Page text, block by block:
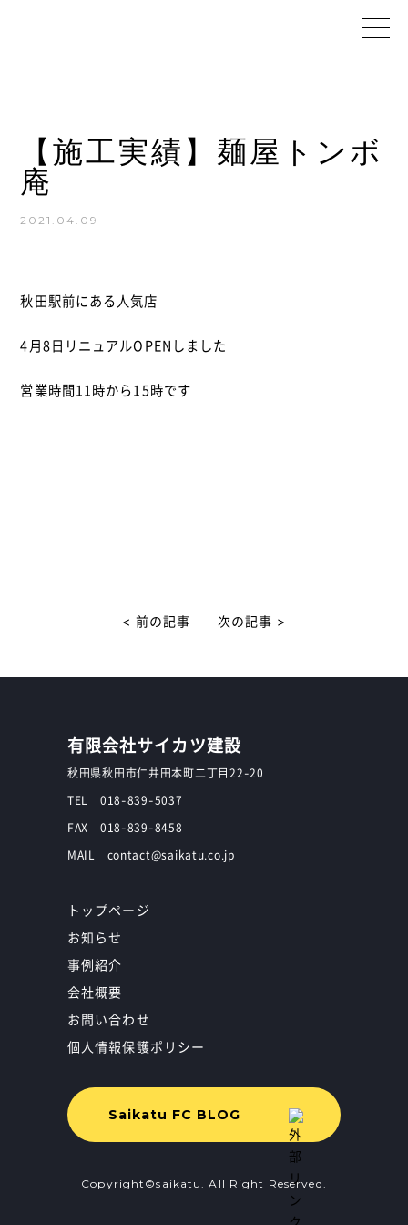
【施工実績】麺屋トンボ
庵
2021.04.09
秋田駅前にある人気店
4月8日リニュアルOPENしました
営業時間11時から15時です
次の記事 >
< 前の記事
有限会社サイカツ建設
秋田県秋田市仁井田本町二丁目22-20
TEL 018-839-5037
FAX 018-839-8458
MAIL contact@saikatu.co.jp
トップページ
お知らせ
事例紹介
会社概要
お問い合わせ
個人情報保護ポリシー
Saikatu FC BLOG
Copyright©saikatu. All Right Reserved.